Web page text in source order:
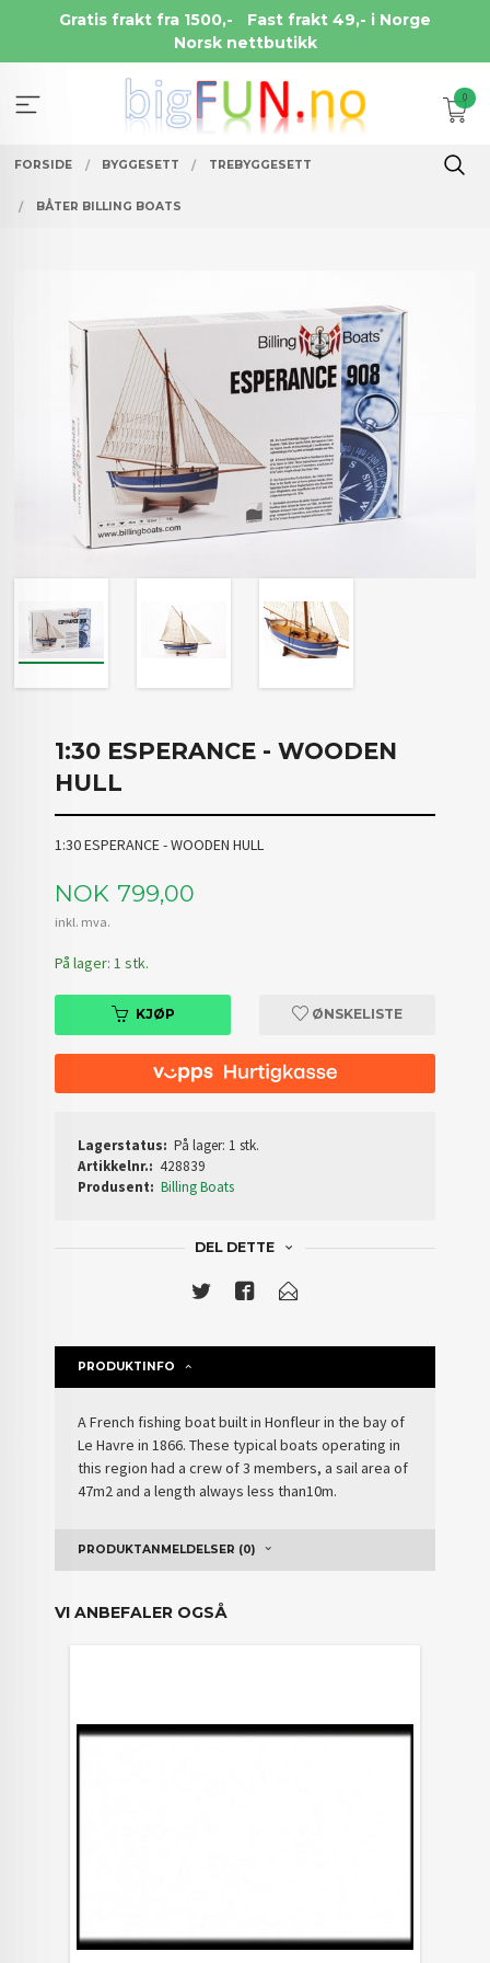
Gratis frakt fra 1500,-
Fast frakt 49,- i Norge
Norsk nettbutikk
0
FORSIDE BYGGESETT TREBYGGESETT
BÅTER BILLING BOATS
1:30 ESPERANCE - WOODEN
HULL
1:30 ESPERANCE - WOODEN HULL
Pris
NOK 799,00
inkl. mva.
På lager: 1 stk.
KJØP ØNSKELISTE
Lagerstatus: På lager: 1 stk.
Artikkelnr.: 428839
Produsent: Billing Boats
DEL DETTE
PRODUKTINFO
A French fishing boat built in Honfleur in the bay of
Le Havre in 1866. These typical boats operating in
this region had a crew of 3 members, a sail area of ​​
47m2 and a length always less than10m.
PRODUKTANMELDELSER (0)
VI ANBEFALER OGSÅ